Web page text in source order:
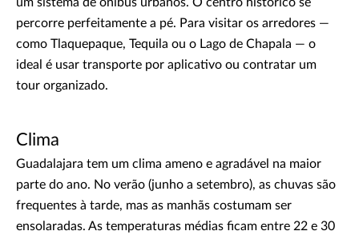
percorre perfeitamente a pé. Para visitar os arredores —
como Tlaquepaque, Tequila ou o Lago de Chapala — o
ideal é usar transporte por aplicativo ou contratar um
tour organizado.
Clima
Guadalajara tem um clima ameno e agradável na maior
parte do ano. No verão (junho a setembro), as chuvas são
frequentes à tarde, mas as manhãs costumam ser
ensolaradas. As temperaturas médias ficam entre 22 e 30